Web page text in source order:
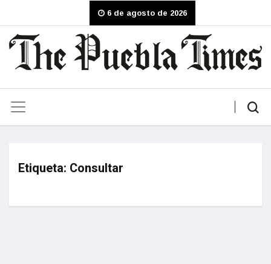
6 de agosto de 2026
Etiqueta: Consultar